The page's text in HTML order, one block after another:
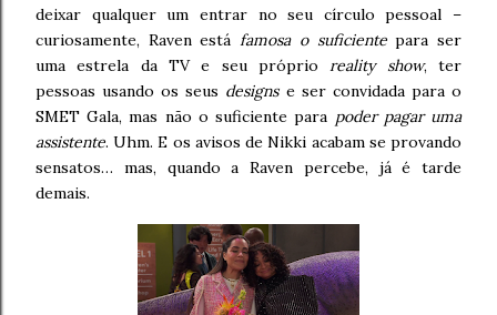
deixar qualquer um entrar no seu círculo pessoal –
curiosamente, Raven estáfamosa o suficientepara ser
uma estrela da TV e seu próprioreality show, ter
pessoas usando os seus designse ser convidada para o
SMET Gala, mas não o suficiente para poder pagar uma
assistente. Uhm. E os avisos de Nikki acabam se provando
sensatos… mas, quando a Raven percebe, já é tarde
demais.